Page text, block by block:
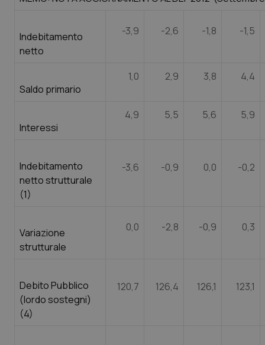
Indebitamento
netto
-3,9 -2,6 -1,8 -1,5
Saldo primario
1,0 2,9 3,8 4,4
Interessi
4,9 5,5 5,6 5,9
Indebitamento
netto strutturale
(1)
-3,6 -0,9 0,0 -0,2
Variazione
strutturale
0,0 -2,8 -0,9 0,3
Debito Pubblico
(lordo sostegni)
(4)
120,7 126,4 126,1 123,1